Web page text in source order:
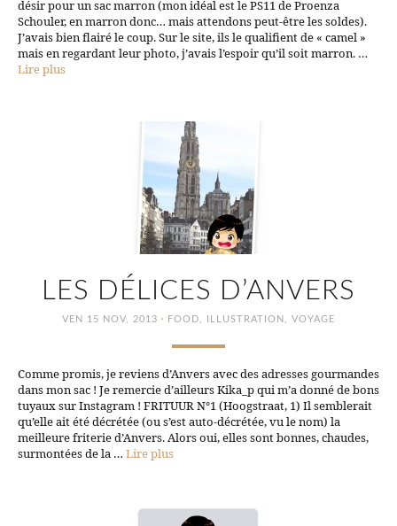
désir pour un sac marron (mon idéal est le PS11 de Proenza
Schouler, en marron donc… mais attendons peut-être les soldes).
J’avais bien flairé le coup. Sur le site, ils le qualifient de « camel »
mais en regardant leur photo, j’avais l’espoir qu’il soit marron. …
Lire plus
LES DÉLICES D’ANVERS
VEN 15 NOV, 2013 · FOOD ILLUSTRATION VOYAGE
Comme promis, je reviens d’Anvers avec des adresses gourmandes
dans mon sac ! Je remercie d’ailleurs Kika_p qui m’a donné de bons
tuyaux sur Instagram ! FRITUUR N°1 (Hoogstraat, 1) Il semblerait
qu’elle ait été décrétée (ou s’est auto-décrétée, vu le nom) la
meilleure friterie d’Anvers. Alors oui, elles sont bonnes, chaudes,
surmontées de la … Lire plus